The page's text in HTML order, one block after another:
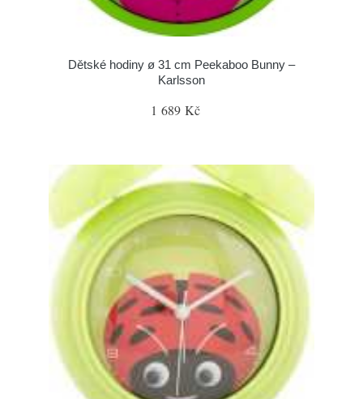
Dětské hodiny ø 31 cm Peekaboo Bunny –
Karlsson
1 689 Kč